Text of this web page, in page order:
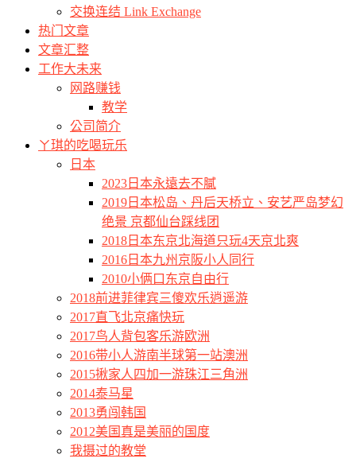
交换连结 Link Exchange
热门文章
文章汇整
工作大未来
网路赚钱
教学
公司简介
ㄚ琪的吃喝玩乐
日本
2023日本永遠去不膩
2019日本松岛、丹后天桥立、安艺严岛梦幻
绝景 京都仙台踩线团
2018日本东京北海道只玩4天京北爽
2016日本九州京阪小人同行
2010小俩口东京自由行
2018前进菲律宾三傻欢乐逍遥游
2017直飞北京痛快玩
2017鸟人背包客乐游欧洲
2016带小人游南半球第一站澳洲
2015揪家人四加一游珠江三角洲
2014泰马星
2013勇闯韩国
2012美国真是美丽的国度
我摄过的教堂